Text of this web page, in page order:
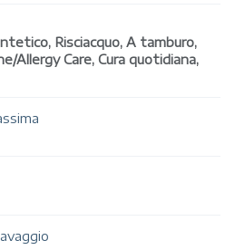
Risciacquo, A tamburo,
Allergy Care, Cura quotidiana,